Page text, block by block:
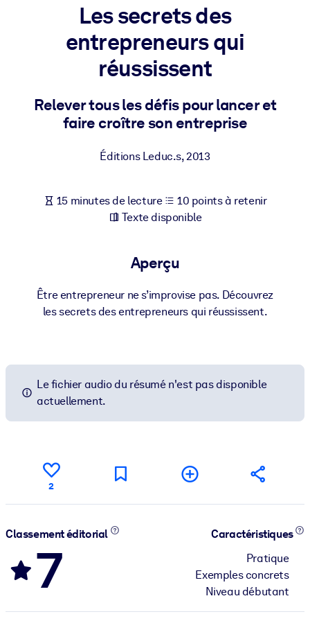
PAR SYSTÈME
LMS/LXP pour de meilleurs résultats d'apprentissage.
Pour bibliothèques d'entreprise
Enrichissez votre bibliothèque d'entreprise avec des
Alimentez vos systèmes d'IA avec des connaissances fiables et
Les secrets des
entrepreneurs qui
réussissent
Relever tous les défis pour lancer et
faire croître son entreprise
Éditions Leduc.s,2013
15 minutes de lecture
10 points à retenir
Texte disponible
Aperçu
Être entrepreneur ne s’improvise pas. Découvrez
les secrets des entrepreneurs qui réussissent.
Le fichier audio du résumé n'est pas disponible
actuellement.
2
Classement éditorial
7
Caractéristiques
Pratique
Exemples concrets
Niveau débutant